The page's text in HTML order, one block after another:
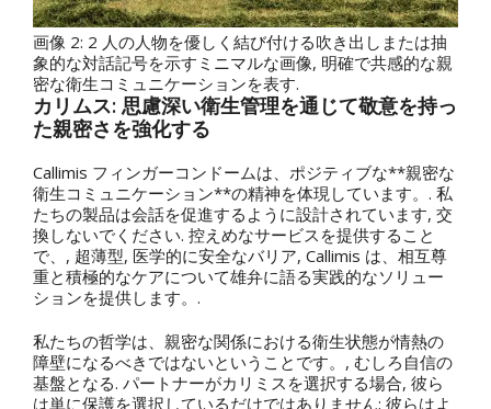
画像 2: 2 人の人物を優しく結び付ける吹き出しまたは抽
象的な対話記号を示すミニマルな画像, 明確で共感的な親
密な衛生コミュニケーションを表す.
カリムス: 思慮深い衛生管理を通じて敬意を持っ
た親密さを強化する
Callimis フィンガーコンドームは、ポジティブな**親密な
衛生コミュニケーション**の精神を体現しています。. 私
たちの製品は会話を促進するように設計されています, 交
換しないでください. 控えめなサービスを提供すること
で、, 超薄型, 医学的に安全なバリア, Callimis は、相互尊
重と積極的なケアについて雄弁に語る実践的なソリュー
ションを提供します。.
私たちの哲学は、親密な関係における衛生状態が情熱の
障壁になるべきではないということです。, むしろ自信の
基盤となる. パートナーがカリミスを選択する場合, 彼ら
は単に保護を選択しているだけではありません; 彼らはよ